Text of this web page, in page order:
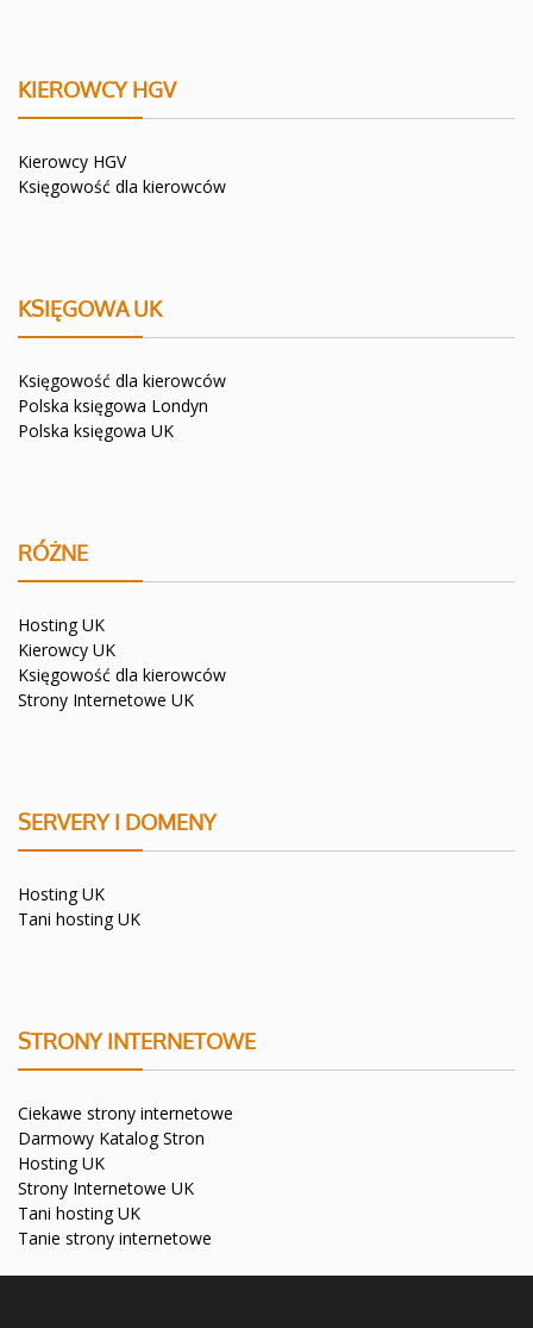
KIEROWCY HGV
Kierowcy HGV
Księgowość dla kierowców
KSIĘGOWA UK
Księgowość dla kierowców
Polska księgowa Londyn
Polska księgowa UK
RÓŻNE
Hosting UK
Kierowcy UK
Księgowość dla kierowców
Strony Internetowe UK
SERVERY I DOMENY
Hosting UK
Tani hosting UK
STRONY INTERNETOWE
Ciekawe strony internetowe
Darmowy Katalog Stron
Hosting UK
Strony Internetowe UK
Tani hosting UK
Tanie strony internetowe